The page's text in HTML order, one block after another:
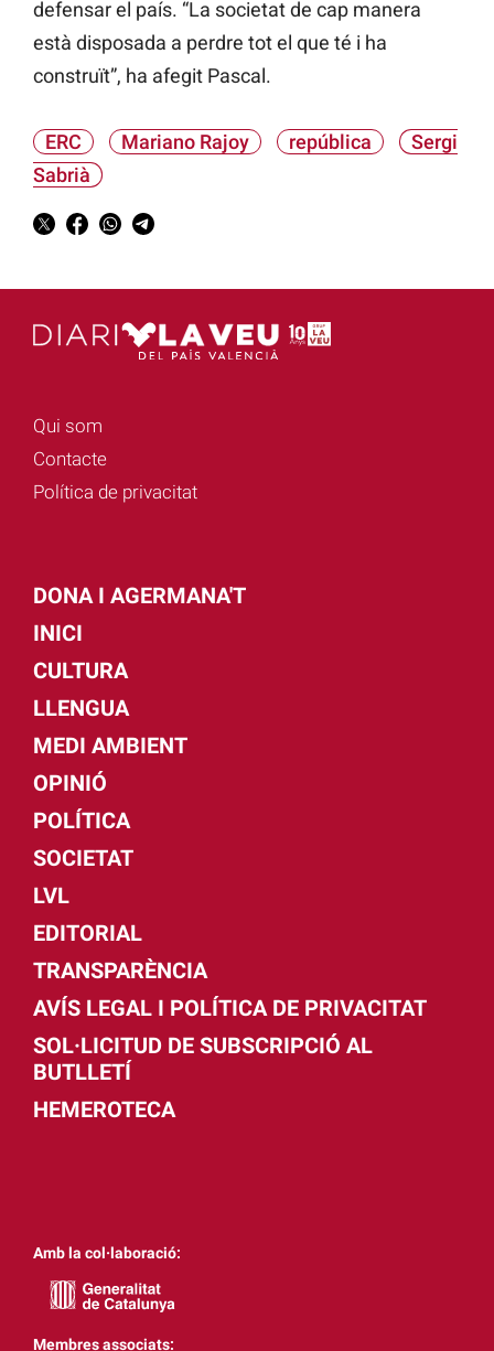
defensar el país. “La societat de cap manera
està disposada a perdre tot el que té i ha
construït”, ha afegit Pascal.
ERC Mariano Rajoy república
Sergi
Sabrià
Qui som
Contacte
Política de privacitat
DONA I AGERMANA'T
INICI
CULTURA
LLENGUA
MEDI AMBIENT
OPINIÓ
POLÍTICA
SOCIETAT
LVL
EDITORIAL
TRANSPARÈNCIA
AVÍS LEGAL I POLÍTICA DE PRIVACITAT
SOL·LICITUD DE SUBSCRIPCIÓ AL
BUTLLETÍ
HEMEROTECA
Amb la col·laboració:
Membres associats: